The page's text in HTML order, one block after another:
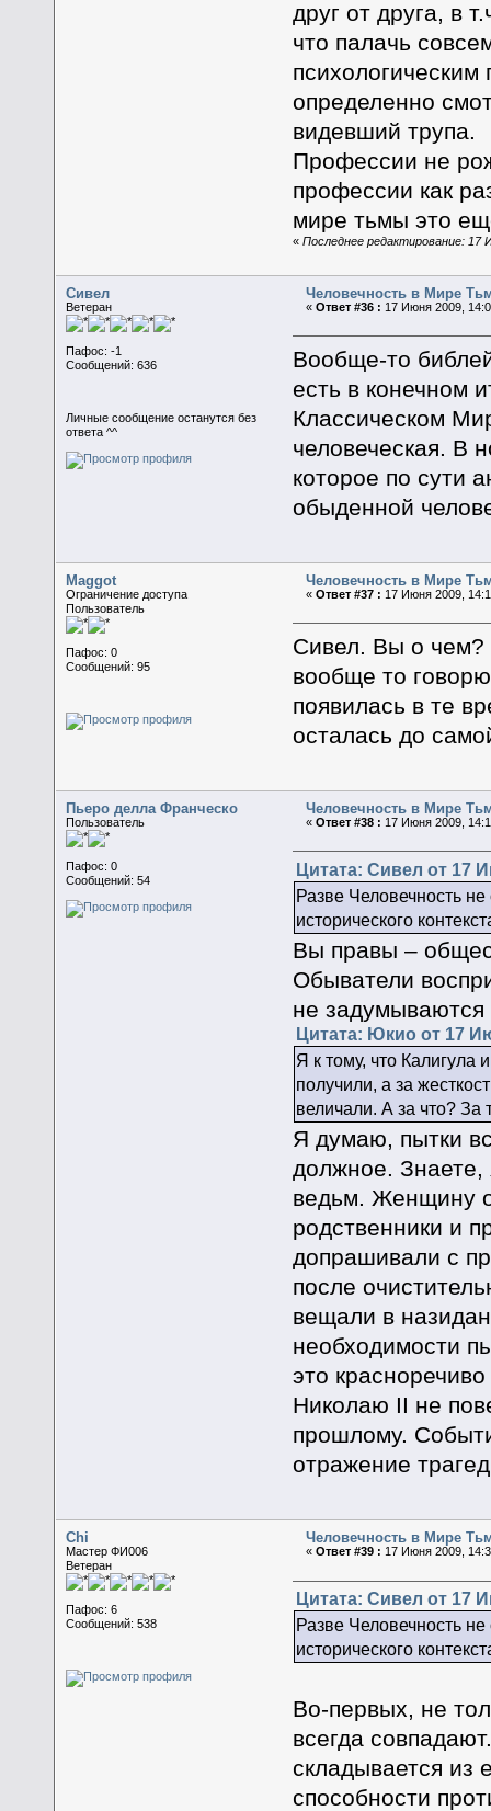
друг от друга, в
что палачь
психологическим
определенно
видевший трупа.
Профессии не
профессии как
мире тьмы это
« Последнее редактирование: 17
Сивел
Ветеран
Пафос: -1
Сообщений: 636
Личные сообщение останутся без
ответа ^^
Человечность в Мире
«Ответ #36 : 17 Июня 2009,
Вообще-то
есть в конечном
Классическом
человеческая. В
которое по сути
обыденной
Maggot
Ограничение доступа
Пользователь
Пафос: 0
Сообщений: 95
Человечность в Мире
«Ответ #37 : 17 Июня 2009,
Сивел. Вы о чем?
вообще то
появилась в те
осталась до
Пьеро делла Франческо
Пользователь
Пафос: 0
Сообщений: 54
Человечность в Мире
«Ответ #38 : 17 Июня 2009,
Цитата: Сивел от 17
Разве Человечность
исторического
Вы правы –
Обыватели
не задумываются
Цитата: Юкио от 17
Я к тому, что Калигула
получили, а за
величали. А за что?
Я думаю, пытки
должное. Знаете,
ведьм. Женщину
родственники и
допрашивали с
после
вещали в
необходимости
это
Николаю II не
прошлому.
отражение
Chi
Мастер ФИ006
Ветеран
Пафос: 6
Сообщений: 538
Человечность в Мире
«Ответ #39 : 17 Июня 2009,
Цитата: Сивел от 17
Разве Человечность
исторического
Во-первых, не
всегда
складывается из
способности